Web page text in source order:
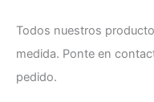
Todos nuestros
medida. Ponte en
pedido.